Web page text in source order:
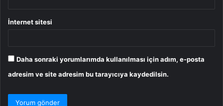
İnternet sitesi
Daha sonraki yorumlarımda kullanılması için adım, e-posta
adresim ve site adresim bu tarayıcıya kaydedilsin.